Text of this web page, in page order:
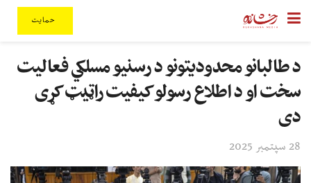
حمایت
د طالبانو محدودیتونو د رسنیو مسلکي فعالیت
سخت او د اطلاع رسولو کیفیت راټیټ کړی
دی
28 سپتمبر 2025